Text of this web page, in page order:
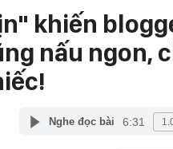
khiến
nấu ngon,
Nghe đọc bài 6:31